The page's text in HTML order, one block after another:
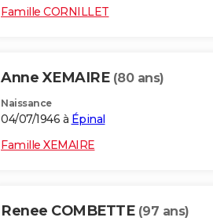
Famille CORNILLET
Anne XEMAIRE (80 ans)
Naissance
04/07/1946 à Épinal
Famille XEMAIRE
Renee COMBETTE (97 ans)